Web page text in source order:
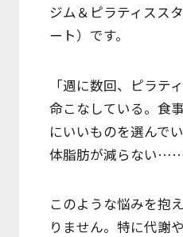
予約
トレー
お知
アク
ジム＆ピラティスス
ート）です。
「週に数回、ピラテ
命こなしている。食
にいいものを選んで
体脂肪が減らない……
このような悩みを抱
りません。特に代謝